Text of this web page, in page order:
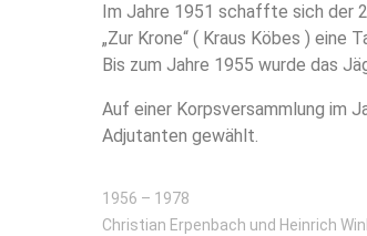
Im Jahre 1951 schaffte sich der
„Zur Krone“ ( Kraus Köbes ) eine
Bis zum Jahre 1955 wurde das
Auf einer Korpsversammlung im
Adjutanten gewählt.
1956 – 1978
Christian Erpenbach und Heinrich